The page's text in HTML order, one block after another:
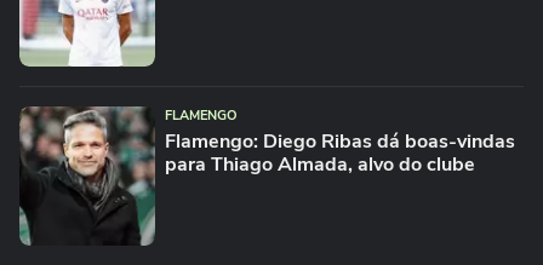
FLAMENGO
Flamengo: Diego Ribas dá boas-vindas
para Thiago Almada, alvo do clube